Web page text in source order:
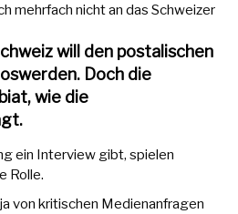
mehrfach nicht an das Schweizer
will den postalischen
Doch die
wie die
ein Interview gibt, spielen
Rolle.
von kritischen Medienanfragen